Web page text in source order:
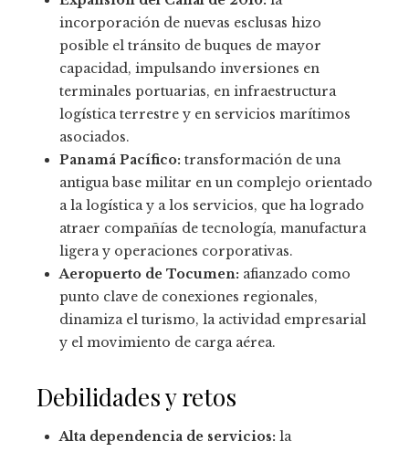
incorporación de nuevas esclusas hizo
posible el tránsito de buques de mayor
capacidad, impulsando inversiones en
terminales portuarias, en infraestructura
logística terrestre y en servicios marítimos
asociados.
Panamá Pacífico: transformación de una
antigua base militar en un complejo orientado
a la logística y a los servicios, que ha logrado
atraer compañías de tecnología, manufactura
ligera y operaciones corporativas.
Aeropuerto de Tocumen: afianzado como
punto clave de conexiones regionales,
dinamiza el turismo, la actividad empresarial
y el movimiento de carga aérea.
Debilidades y retos
Alta dependencia de servicios: la